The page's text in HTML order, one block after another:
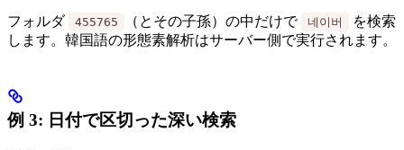
フォルダ 455765 （とその子孫）の中だけで 네이버
を検索
します。韓国語の形態素解析はサーバー側で実行されます。
例 3: 日付で区切った深い検索